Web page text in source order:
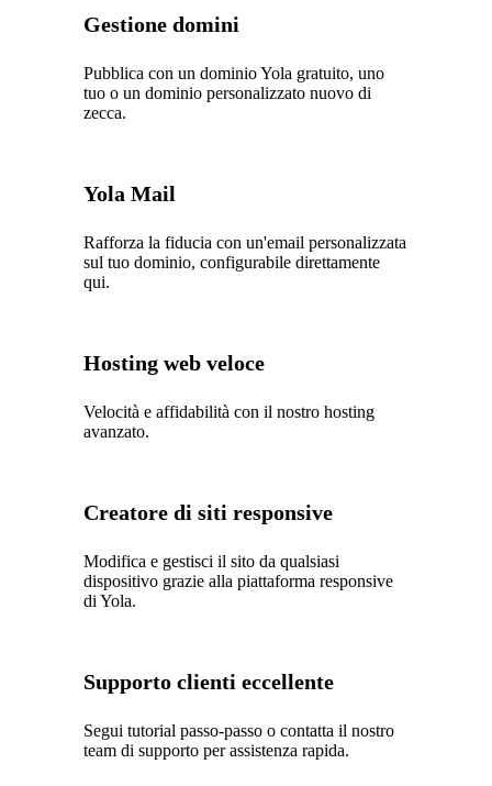
Gestione domini
Pubblica con un dominio Yola gratuito, uno
tuo o un dominio personalizzato nuovo di
zecca.
Yola Mail
Rafforza la fiducia con un'email personalizzata
sul tuo dominio, configurabile direttamente
qui.
Hosting web veloce
Velocità e affidabilità con il nostro hosting
avanzato.
Creatore di siti responsive
Modifica e gestisci il sito da qualsiasi
dispositivo grazie alla piattaforma responsive
di Yola.
Supporto clienti eccellente
Segui tutorial passo-passo o contatta il nostro
team di supporto per assistenza rapida.